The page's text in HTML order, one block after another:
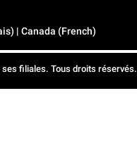
| Canada (French)
filiales. Tous droits réservés.